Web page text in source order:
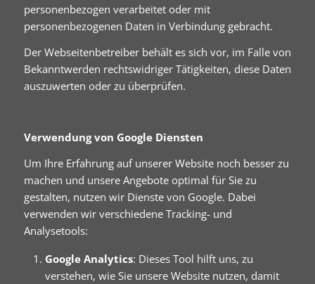
personenbezogen verarbeitet oder mit
personenbezogenen Daten in Verbindung gebracht.
Der Webseitenbetreiber behält es sich vor, im Falle von
Bekanntwerden rechtswidriger Tätigkeiten, diese Daten
auszuwerten oder zu überprüfen.
Verwendung von Google Diensten
Um Ihre Erfahrung auf unserer Website noch besser zu
machen und unsere Angebote optimal für Sie zu
gestalten, nutzen wir Dienste von Google. Dabei
verwenden wir verschiedene Tracking- und
Analysetools:
Google Analytics: Dieses Tool hilft uns, zu
verstehen, wie Sie unsere Website nutzen, damit